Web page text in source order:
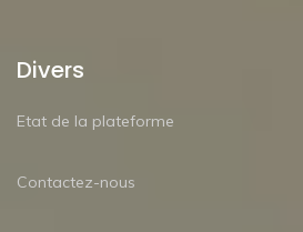
Divers
Etat de la plateforme
Contactez-nous